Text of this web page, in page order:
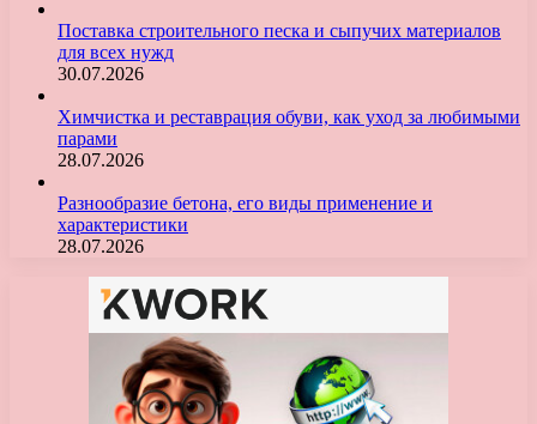
Поставка строительного песка и сыпучих материалов
для всех нужд
30.07.2026
Химчистка и реставрация обуви, как уход за любимыми
парами
28.07.2026
Разнообразие бетона, его виды применение и
характеристики
28.07.2026